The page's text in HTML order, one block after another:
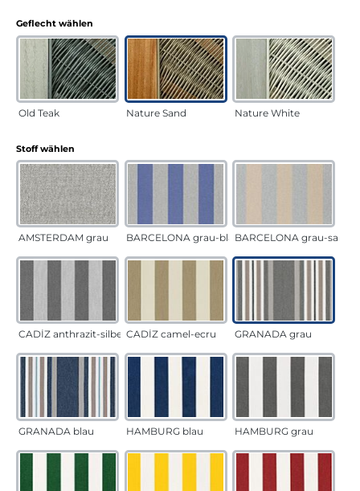
Geflecht wählen
Old Teak Nature Sand Nature White
Stoff wählen
AMSTERDAM grau BARCELONA grau-blauBARCELONA grau-sand
CADÍZ anthrazit-silber CADÍZ camel-ecru GRANADA grau
GRANADA blau HAMBURG blau HAMBURG grau